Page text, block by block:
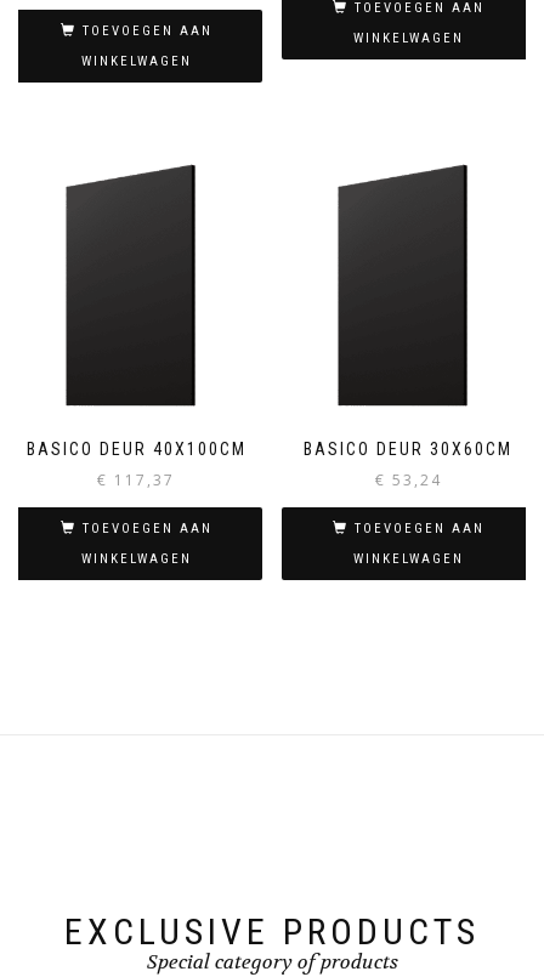
TOEVOEGEN AAN
WINKELWAGEN
TOEVOEGEN AAN
WINKELWAGEN
BASICO DEUR 40X100CM
€ 117,37
TOEVOEGEN AAN
WINKELWAGEN
BASICO DEUR 30X60CM
€ 53,24
TOEVOEGEN AAN
WINKELWAGEN
EXCLUSIVE PRODUCTS
Special category of products